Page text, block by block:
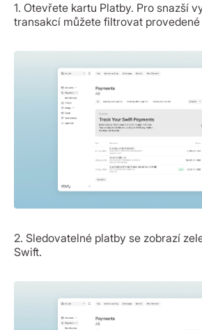
1. Otevřete kartu Platby. Pro snazší
transakcí můžete filtrovat provedené
2. Sledovatelné platby se zobrazí
Swift.